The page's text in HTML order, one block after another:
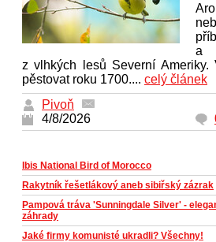
a
z vlhkých lesů Severní Ameriky.
pěstovat roku 1700.... celý článek
Pivoň
4/8/2026
Ibis National Bird of Morocco
Rakytník řešetlákový aneb sibiřský zázrak
Pampová tráva 'Sunningdale Silver' -
záhrady
Jaké firmy komunisté ukradli? Všechny!